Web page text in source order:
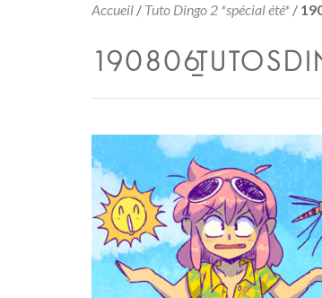
Accueil / Tuto Dingo 2 *spécial été* /